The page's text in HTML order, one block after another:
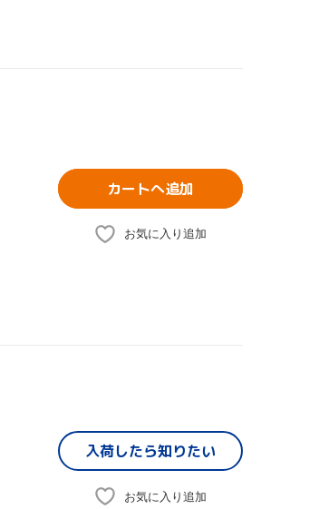
カートへ追加
お気に入り追加
入荷したら知りたい
お気に入り追加